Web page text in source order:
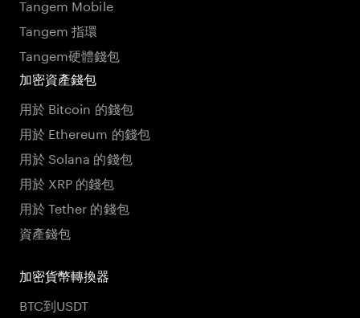
Tangem Mobile
Tangem 指環
Tangem硬體錢包
加密資產錢包
用於 Bitcoin 的錢包
用於 Ethereum 的錢包
用於 Solana 的錢包
用於 XRP 的錢包
用於 Tether 的錢包
資產錢包
加密貨幣轉換器
BTC到USDT